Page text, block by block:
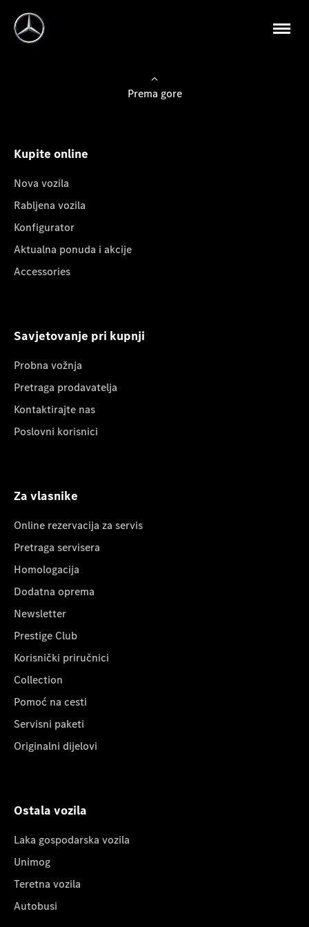
Prema gore
Kupite online
Nova vozila
Rabljena vozila
Konfigurator
Aktualna ponuda i akcije
Accessories
Savjetovanje pri kupnji
Probna vožnja
Pretraga prodavatelja
Kontaktirajte nas
Poslovni korisnici
Za vlasnike
Online rezervacija za servis
Pretraga servisera
Homologacija
Dodatna oprema
Newsletter
Prestige Club
Korisnički priručnici
Collection
Pomoć na cesti
Servisni paketi
Originalni dijelovi
Ostala vozila
Laka gospodarska vozila
Unimog
Teretna vozila
Autobusi